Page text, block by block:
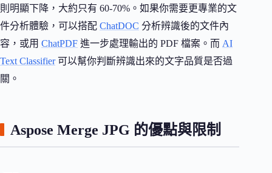
則明顯下降，大約只有 60-70%。如果你需要更專業的文
件分析體驗，可以搭配 ChatDOC 分析辨識後的文件內
容，或用 ChatPDF 進一步處理輸出的 PDF 檔案。而 AI
Text Classifier可以幫你判斷辨識出來的文字品質是否過
關。
Aspose Merge JPG 的優點與限制